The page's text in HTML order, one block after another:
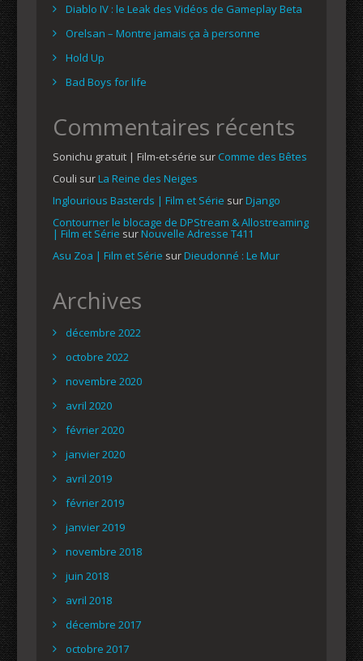
Diablo IV : le Leak des Vidéos de Gameplay Beta
Orelsan – Montre jamais ça à personne
Hold Up
Bad Boys for life
Commentaires récents
Sonichu gratuit | Film-et-série sur Comme des Bêtes
Couli surLa Reine des Neiges
Inglourious Basterds | Film et Série surDjango
Contourner le blocage de DPStream & Allostreaming
| Film et Série surNouvelle Adresse T411
Asu Zoa | Film et Série surDieudonné : Le Mur
Archives
décembre 2022
octobre 2022
novembre 2020
avril 2020
février 2020
janvier 2020
avril 2019
février 2019
janvier 2019
novembre 2018
juin 2018
avril 2018
décembre 2017
octobre 2017